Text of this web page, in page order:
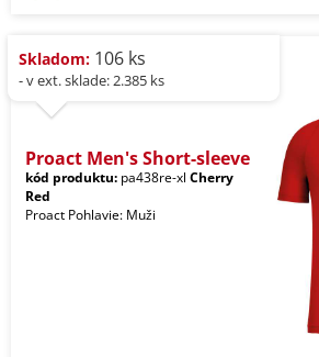
Skladom: 106 ks
- v ext. sklade: 2.385 ks
Proact Men's Short-sleeve
kód produktu: pa438re-xl Cherry
Red
Proact Pohlavie: Muži